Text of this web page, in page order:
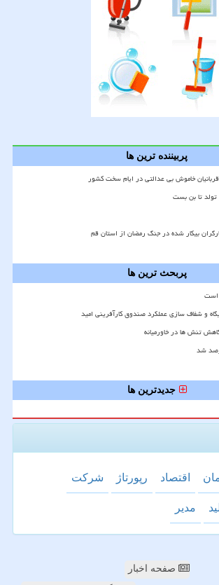
پربیننده ترین ها
خاموش بی عدالتی در ایام سخت کشور
تولد تا بن بست
بیکار شده در جنگ رمضان از استان قم
پربحث ترین ها
است
و شفاف سازی عملکرد صندوق کارآفرینی امید
تنش ها در خاورمیانه
جدیدترین ها
اقتصاد رپورتاژ شركت
مدیر
صفحه اخبار